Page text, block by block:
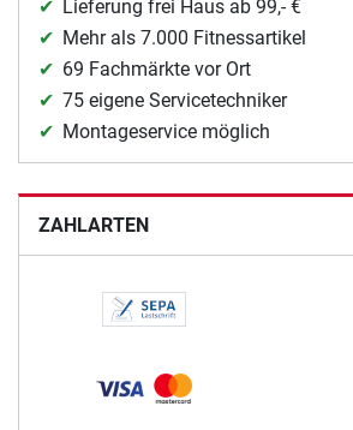
Lieferung frei Haus ab 99,- €
Mehr als 7.000 Fitnessartikel
69 Fachmärkte vor Ort
75 eigene Servicetechniker
Montageservice möglich
ZAHLARTEN